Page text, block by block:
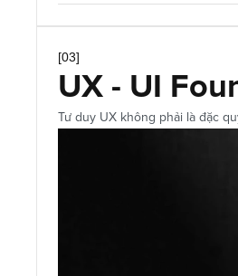
[03]
UX - UI
Tư duy UX không phải là đặc